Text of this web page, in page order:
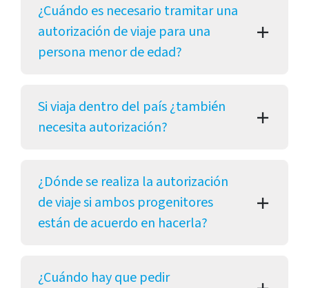
¿Cuándo es necesario tramitar una
autorización de viaje para una
persona menor de edad?
Si viaja dentro del país ¿también
necesita autorización?
¿Dónde se realiza la autorización
de viaje si ambos progenitores
están de acuerdo en hacerla?
¿Cuándo hay que pedir